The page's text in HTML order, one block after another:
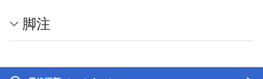
脚注